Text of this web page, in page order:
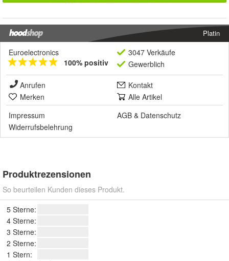
Platin
Euroelectronics
100% positiv
3047 Verkäufe
Gewerblich
Anrufen
Kontakt
Merken
Alle Artikel
Impressum
AGB & Datenschutz
Widerrufsbelehrung
Produktrezensionen
So beurteilen Kunden dieses Produkt.
5 Sterne:
4 Sterne:
3 Sterne:
2 Sterne:
1 Stern: